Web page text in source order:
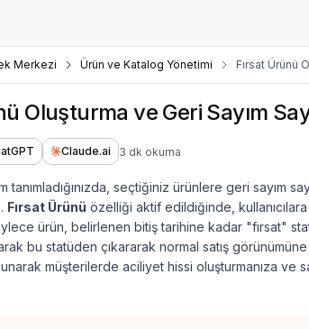
Merkezi Ürün ve Katalog Yönetimi Fırsat Ürünü
Oluşturma ve Geri Sayım
Claude.ai 3 dk okuma
tanımladığınızda, seçtiğiniz ürünlere geri sayım
Fırsat Ürünü özelliği aktif edildiğinde,
ürün, belirlenen bitiş tarihine kadar "fırsat"
bu statüden çıkararak normal satış görünümüne
müşterilerde aciliyet hissi oluşturmanıza ve